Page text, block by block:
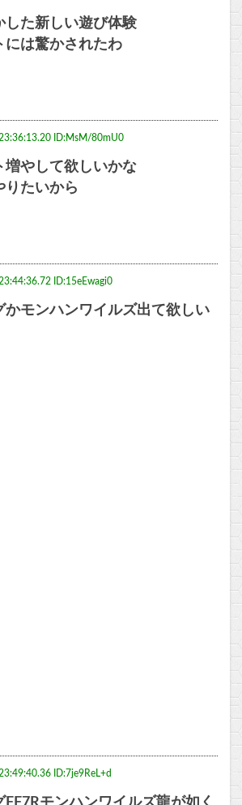
した新しい遊び体験
には驚かされたわ
ID:MsM/80mU0
増やして欲しいかな
りたいから
ID:15eEwagi0
かモンハンワイルズ出て欲しい
ID:7je9ReL+d